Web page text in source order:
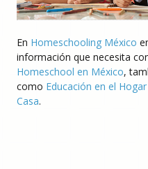
En Homeschooling México
información que necesita
Homeschool en México,
como Educación en el Hogar
Casa.